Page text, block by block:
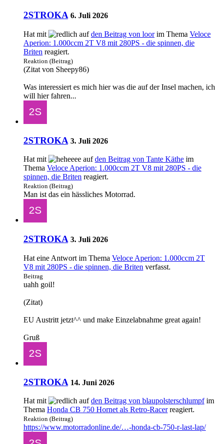
2STROKA 6. Juli 2026
Hat mit aufden Beitrag von loorim Thema Veloce
Aperion: 1.000ccm 2T V8 mit 280PS - die spinnen, die
Briten reagiert.
Reaktion (Beitrag)
(Zitat von Sheepy86)
Was interessiert es mich hier was die auf der Insel machen, ich
will hier fahren...
2STROKA 3. Juli 2026
Hat mit aufden Beitrag von Tante Käthe im
Thema Veloce Aperion: 1.000ccm 2T V8 mit 280PS - die
spinnen, die Briten reagiert.
Reaktion (Beitrag)
Man ist das ein hässliches Motorrad.
2STROKA 3. Juli 2026
Hat eine Antwort im Thema Veloce Aperion: 1.000ccm 2T
V8 mit 280PS - die spinnen, die Briten verfasst.
Beitrag
uahh goil!
(Zitat)
EU Austritt jetzt^^ und make Einzelabnahme great again!
Gruß
2STROKA 14. Juni 2026
Hat mit aufden Beitrag von blaupolsterschlumpfim
Thema Honda CB 750 Hornet als Retro-Racerreagiert.
Reaktion (Beitrag)
https://www.motorradonline.de/…-honda-cb-750-r-last-lap/